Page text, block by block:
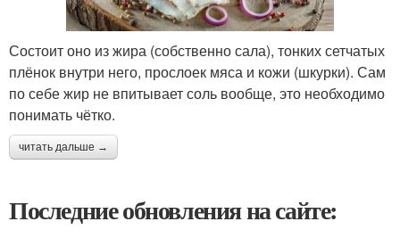
Состоит оно из жира (собственно сала), тонких сетчатых
плёнок внутри него, прослоек мяса и кожи (шкурки). Сам
по себе жир не впитывает соль вообще, это необходимо
понимать чётко.
читать дальше →
Последние обновления на сайте: